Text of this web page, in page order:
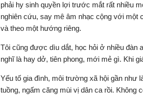
phải hy sinh quyền lợi trước mắt rất nhiều
nghiên cứu, say mê âm nhạc cộng với một
và theo một hướng riêng.
Tôi cũng được dìu dắt, học hỏi ở nhiều đàn
nghĩ là hay dở, tiên phong, mới mẻ gì. Khi
Yếu tố gia đình, môi trường xã hội gần như
tuồng, ngấm căng mùi vị dân ca rồi. Không